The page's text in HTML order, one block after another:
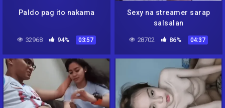
Paldo pag ito nakama
32968 94% 03:57
Sexy na streamer sarap
salsalan
28702 86% 04:37